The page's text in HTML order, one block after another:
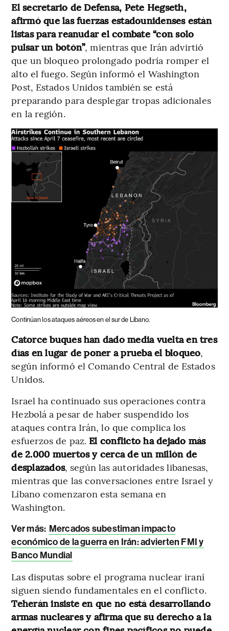
El secretario de Defensa, Pete Hegseth,
afirmó que las fuerzas estadounidenses están
listas para reanudar el combate “con solo
pulsar un botón”, mientras que Irán advirtió
que un bloqueo prolongado podría romper el
alto el fuego. Según informó el Washington
Post, Estados Unidos también se está
preparando para desplegar tropas adicionales
en la región.
Continúan los ataques aéreos en el sur de Líbano.
Catorce buques han dado media vuelta en tres
días en lugar de poner a prueba el bloqueo,
según informó el Comando Central de Estados
Unidos.
Israel ha continuado sus operaciones contra
Hezbolá a pesar de haber suspendido los
ataques contra Irán, lo que complica los
esfuerzos de paz. El conflicto ha dejado más
de 2.000 muertos y cerca de un millón de
desplazados, según las autoridades libanesas,
mientras que las conversaciones entre Israel y
Líbano comenzaron esta semana en
Washington.
Ver más: Mercados subestiman impacto
económico de la guerra en Irán: advierten FMI y
Banco Mundial
Las disputas sobre el programa nuclear iraní
siguen siendo fundamentales en el conflicto.
Teherán insiste en que no está desarrollando
armas nucleares y afirma que su derecho a la